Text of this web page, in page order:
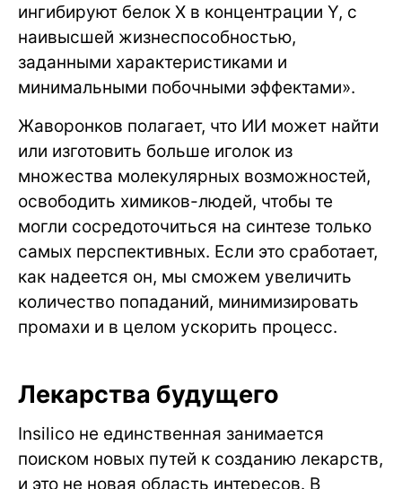
ингибируют белок Х в концентрации Y, с
наивысшей жизнеспособностью,
заданными характеристиками и
минимальными побочными эффектами».
Жаворонков полагает, что ИИ может найти
или изготовить больше иголок из
множества молекулярных возможностей,
освободить химиков-людей, чтобы те
могли сосредоточиться на синтезе только
самых перспективных. Если это сработает,
как надеется он, мы сможем увеличить
количество попаданий, минимизировать
промахи и в целом ускорить процесс.
Лекарства будущего
Insilico не единственная занимается
поиском новых путей к созданию лекарств,
и это не новая область интересов. В